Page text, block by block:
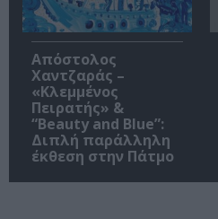
Απόστολος
Χαντζαράς –
«Κλεμμένος
Πειρατής» &
“Beauty and Blue”:
Διπλή παράλληλη
έκθεση στην Πάτμο